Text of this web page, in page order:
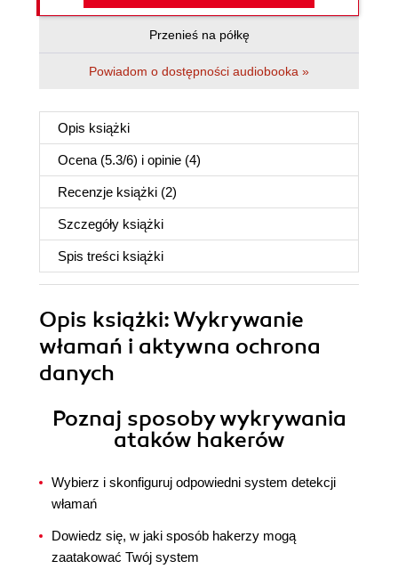
Przenieś na półkę
Powiadom o dostępności audiobooka »
Opis książki
Ocena (5.3/6) i opinie (4)
Recenzje książki (2)
Szczegóły książki
Spis treści książki
Opis książki: Wykrywanie
włamań i aktywna ochrona
danych
Poznaj sposoby wykrywania
ataków hakerów
Wybierz i skonfiguruj odpowiedni system detekcji
włamań
Dowiedz się, w jaki sposób hakerzy mogą
zaatakować Twój system